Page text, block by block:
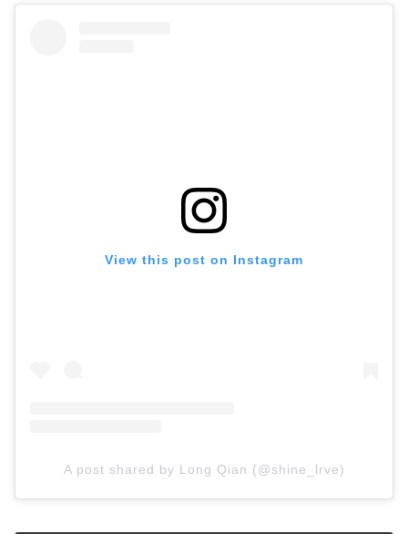
View this post on Instagram
A post shared by Long Qian (@shine_lrve)